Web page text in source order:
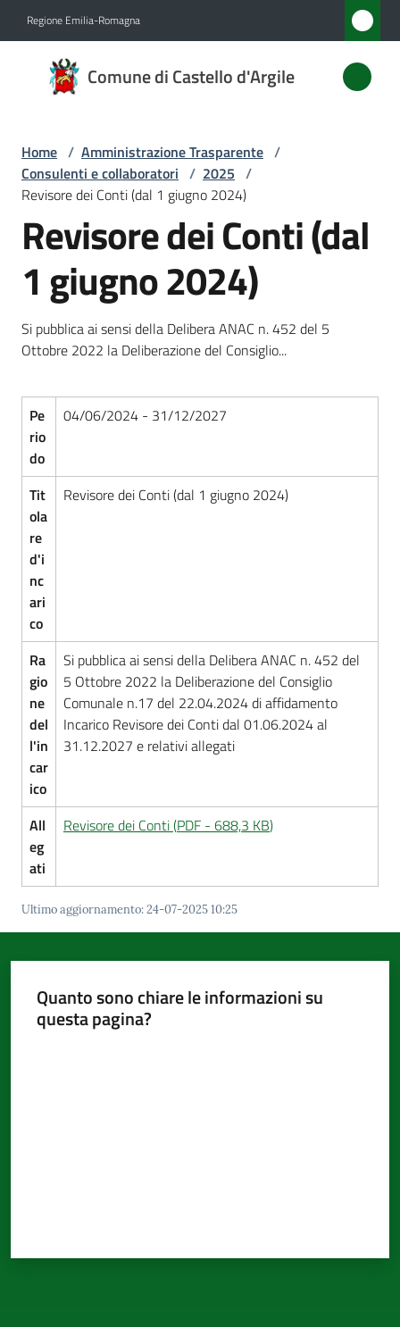
Regione Emilia-Romagna
Comune di Castello d'Argile
Comune
di
d'Argile
Amministrazione
Menu selezionato
Novità
d'Argile
Amministrazione
Trasparente
Menu selezionato
Tutti
gli
argomenti...
Seguici
su
Home / Amministrazione Trasparente /
Consulenti e collaboratori / 2025 /
Revisore dei Conti (dal 1 giugno 2024)
Revisore dei Conti (dal
1 giugno 2024)
Si pubblica ai sensi della Delibera ANAC n. 452 del 5
Ottobre 2022 la Deliberazione del Consiglio...
Pe
rio
do
04/06/2024 - 31/12/2027
Tit
ola
re
d'i
nc
ari
co
Revisore dei Conti (dal 1 giugno 2024)
Ra
gio
ne
del
l'in
car
ico
Si pubblica ai sensi della Delibera ANAC n. 452 del
5 Ottobre 2022 la Deliberazione del Consiglio
Comunale n.17 del 22.04.2024 di affidamento
Incarico Revisore dei Conti dal 01.06.2024 al
31.12.2027 e relativi allegati
All
eg
ati
Revisore dei Conti(PDF - 688,3 KB)
Ultimo aggiornamento:24-07-2025 10:25
Quanto sono chiare le informazioni su
questa pagina?